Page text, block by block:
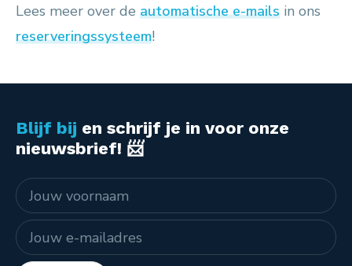
Lees meer over de automatische e-mails in ons
reserveringssysteem!
Blijf bij en schrijf je in voor onze
nieuwsbrief! 📨
Naam
E-mailadres